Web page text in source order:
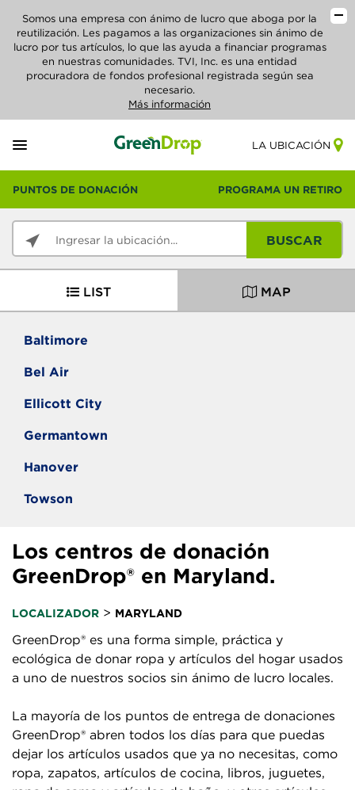
Somos una empresa con ánimo de lucro que aboga por la
reutilización. Les pagamos a las organizaciones sin ánimo de
lucro por tus artículos, lo que las ayuda a financiar programas
en nuestras comunidades. TVI, Inc. es una entidad
procuradora de fondos profesional registrada según sea
necesario.
Más información
LA UBICACIÓN
PUNTOS DE DONACIÓN PROGRAMA UN RETIRO
BUSCAR
LIST MAP
Baltimore
Bel Air
Ellicott City
Germantown
Hanover
Towson
Los centros de donación
GreenDrop® en Maryland.
LOCALIZADOR > MARYLAND
GreenDrop® es una forma simple, práctica y
ecológica de donar ropa y artículos del hogar usados
a uno de nuestros socios sin ánimo de lucro locales.
La mayoría de los puntos de entrega de donaciones
GreenDrop® abren todos los días para que puedas
dejar los artículos usados que ya no necesitas, como
ropa, zapatos, artículos de cocina, libros, juguetes,